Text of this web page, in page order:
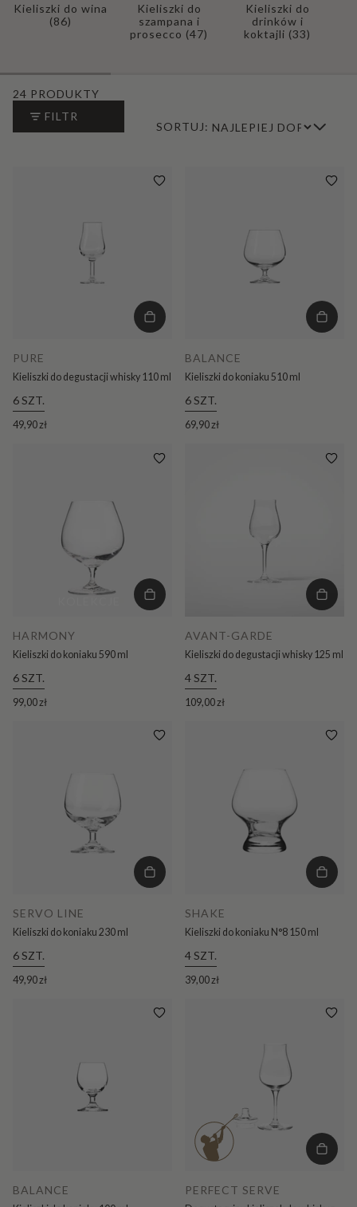
Kieliszki do wina
(86)
Kieliszki do
szampana i
prosecco (47)
Kieliszki do
drinków i
koktajli (33)
24 PRODUKTY
FILTR
SORTUJ:
PURE
Kieliszki do degustacji whisky 110 ml
6 SZT.
49,90 zł
BALANCE
Kieliszki do koniaku 510 ml
6 SZT.
69,90 zł
HARMONY
Kieliszki do koniaku 590 ml
6 SZT.
99,00 zł
AVANT-GARDE
Kieliszki do degustacji whisky 125 ml
4 SZT.
109,00 zł
SERVO LINE
Kieliszki do koniaku 230 ml
6 SZT.
49,90 zł
SHAKE
Kieliszki do koniaku N°8 150 ml
4 SZT.
39,00 zł
BALANCE PERFECT SERVE